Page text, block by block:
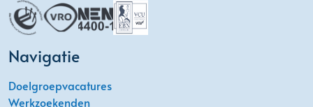
Navigatie
Doelgroepvacatures
Werkzoekenden